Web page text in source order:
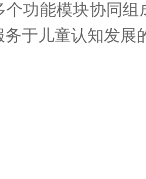
功能模块协同组
于儿童认知发展